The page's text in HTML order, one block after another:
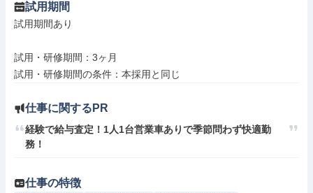
試用期間
試用期間あり
試用・研修期間：3ヶ月
仕事に関するPR
経験で給与査定！1人1台営業車ありで季節問わず快適勤
務！
仕事の特徴